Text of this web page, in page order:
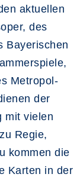
aktuellen
des
Bayerischen
Metropol-
der
mit vielen
Regie,
kommen die
Karten in der